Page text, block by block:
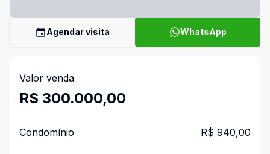
Agendar visita WhatsApp
Valor venda
R$ 300.000,00
Condomínio R$ 940,00